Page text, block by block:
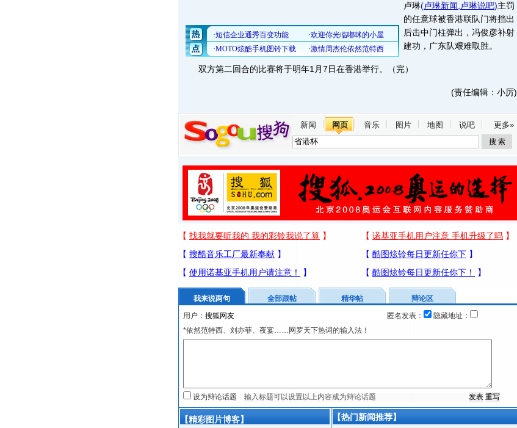
卢琳(卢琳新闻 卢琳说吧)主罚
的任意球被香港联队门将挡出
后击中门柱弹出，冯俊彦补射
建功，广东队艰难取胜。
双方第二回合的比赛将于明年1月7日在香港举行。（完）
(责任编辑：小厉)
新闻 网页 音乐 图片 地图 说吧 更多»
我来说两句 全部跟帖 精华帖
辩论区
用户：
匿名发表：
隐藏地址：
*依然范特西、刘亦菲、夜宴……网罗天下热词的输入法！
设为辩论话题
【精彩图片博客】 【热门新闻推荐】